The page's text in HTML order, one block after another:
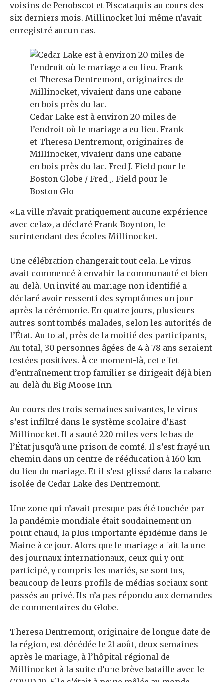
voisins de Penobscot et Piscataquis au cours des
six derniers mois. Millinocket lui-même n’avait
enregistré aucun cas.
Cedar Lake est à environ 20 miles de
l’endroit où le mariage a eu lieu. Frank
et Theresa Dentremont, originaires de
Millinocket, vivaient dans une cabane
en bois près du lac. Fred J. Field pour le
Boston Globe / Fred J. Field pour le
Boston Glo
«La ville n’avait pratiquement aucune expérience
avec cela», a déclaré Frank Boynton, le
surintendant des écoles Millinocket.
Une célébration changerait tout cela. Le virus
avait commencé à envahir la communauté et bien
au-delà. Un invité au mariage non identifié a
déclaré avoir ressenti des symptômes un jour
après la cérémonie. En quatre jours, plusieurs
autres sont tombés malades, selon les autorités de
l’État. Au total, près de la moitié des participants,
Au total, 30 personnes âgées de 4 à 78 ans seraient
testées positives. À ce moment-là, cet effet
d’entraînement trop familier se dirigeait déjà bien
au-delà du Big Moose Inn.
Au cours des trois semaines suivantes, le virus
s’est infiltré dans le système scolaire d’East
Millinocket. Il a sauté 220 miles vers le bas de
l’État jusqu’à une prison de comté. Il s’est frayé un
chemin dans un centre de rééducation à 160 km
du lieu du mariage. Et il s’est glissé dans la cabane
isolée de Cedar Lake des Dentremont.
Une zone qui n’avait presque pas été touchée par
la pandémie mondiale était soudainement un
point chaud, la plus importante épidémie dans le
Maine à ce jour. Alors que le mariage a fait la une
des journaux internationaux, ceux qui y ont
participé, y compris les mariés, se sont tus,
beaucoup de leurs profils de médias sociaux sont
passés au privé. Ils n’a pas répondu aux demandes
de commentaires du Globe.
Theresa Dentremont, originaire de longue date de
la région, est décédée le 21 août, deux semaines
après le mariage, à l’hôpital régional de
Millinocket à la suite d’une brève bataille avec le